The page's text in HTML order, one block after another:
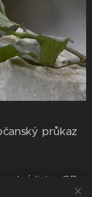
průkaz
list a OP